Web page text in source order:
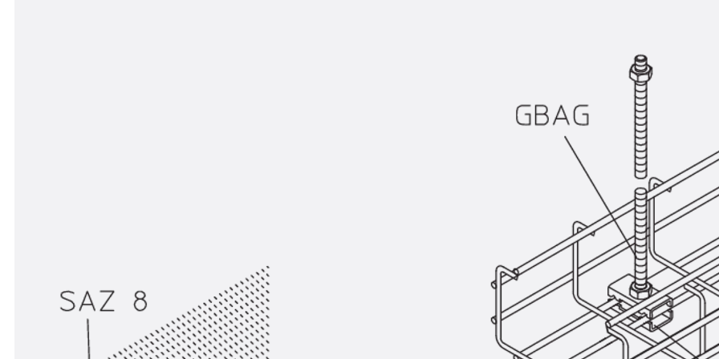
Rückbiegeanschlüsse
Rückbiegeanschlüsse
FERBOX®
Anschlussabdichtung
GFK-Bewehrung
GFK-Bewehrung
FIBERNOX® V-ROD
Edelstahlbewehrung
Zurück Edelstahlbewehrung
Nichtrostender Betonstahl
Mauerwerksbewehrung
Zurück
GRIPRIP®
Bewehrungszubehör